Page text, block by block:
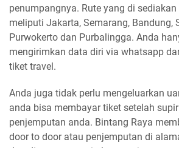
penumpangnya. Rute yang di
meliputi Jakarta, Semarang, Bandung,
Purwokerto dan Purbalingga. Anda
mengirimkan data diri via whatsapp
tiket travel.
Anda juga tidak perlu mengeluarkan
anda bisa membayar tiket setelah
penjemputan anda. Bintang Raya
door to door atau penjemputan di